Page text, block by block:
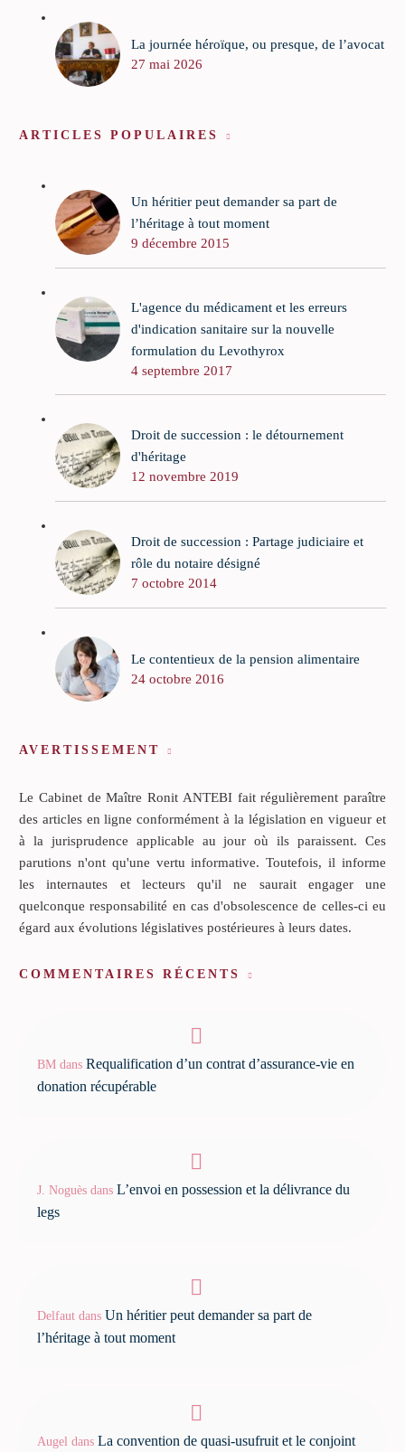
La journée héroïque, ou presque, de l’avocat
27 mai 2026
ARTICLES POPULAIRES
Un héritier peut demander sa part de
l’héritage à tout moment
9 décembre 2015
L'agence du médicament et les erreurs
d'indication sanitaire sur la nouvelle
formulation du Levothyrox
4 septembre 2017
Droit de succession : le détournement
d'héritage
12 novembre 2019
Droit de succession : Partage judiciaire et
rôle du notaire désigné
7 octobre 2014
Le contentieux de la pension alimentaire
24 octobre 2016
AVERTISSEMENT
Le Cabinet de Maître Ronit ANTEBI fait régulièrement paraître
des articles en ligne conformément à la législation en vigueur et
à la jurisprudence applicable au jour où ils paraissent. Ces
parutions n'ont qu'une vertu informative. Toutefois, il informe
les internautes et lecteurs qu'il ne saurait engager une
quelconque responsabilité en cas d'obsolescence de celles-ci eu
égard aux évolutions législatives postérieures à leurs dates.
COMMENTAIRES RÉCENTS
BM dans Requalification d’un contrat d’assurance-vie en
donation récupérable
J. Noguès dans L’envoi en possession et la délivrance du
legs
Delfaut dans Un héritier peut demander sa part de
l’héritage à tout moment
Augel dans La convention de quasi-usufruit et le conjoint